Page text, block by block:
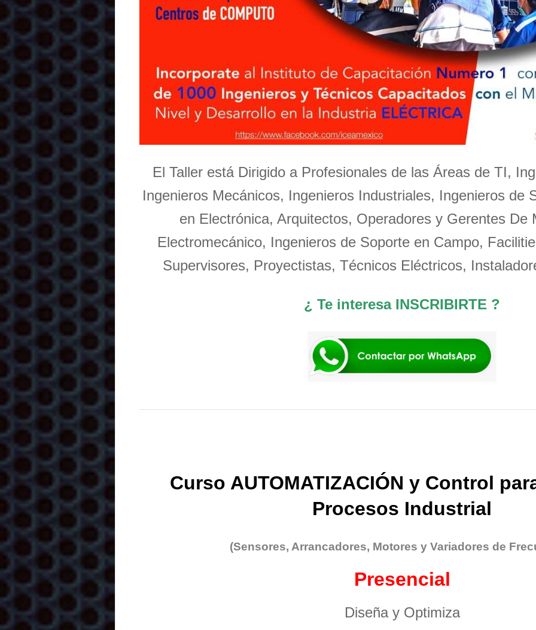
El Taller está Dirigido a Profesionales de las Áreas de TI,
Ingenieros Mecánicos, Ingenieros Industriales, Ingenieros de
en Electrónica, Arquitectos, Operadores y Gerentes De
Electromecánico, Ingenieros de Soporte en Campo,
Supervisores, Proyectistas, Técnicos Eléctricos,
¿ Te interesa INSCRIBIRTE ?
Curso AUTOMATIZACIÓN y Control
Procesos Industrial
(Sensores, Arrancadores, Motores y Variadores de
Presencial
Diseña y Optimiza